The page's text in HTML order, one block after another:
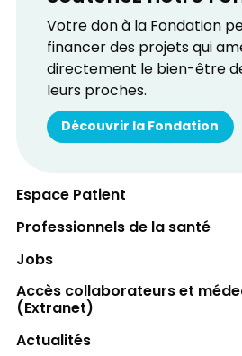
Votre don à la Fondation
financer des projets qui
directement le bien-être
leurs proches.
Découvrir la Fondation
Espace Patient
Professionnels de la santé
Jobs
Accès collaborateurs et
(Extranet)
Actualités